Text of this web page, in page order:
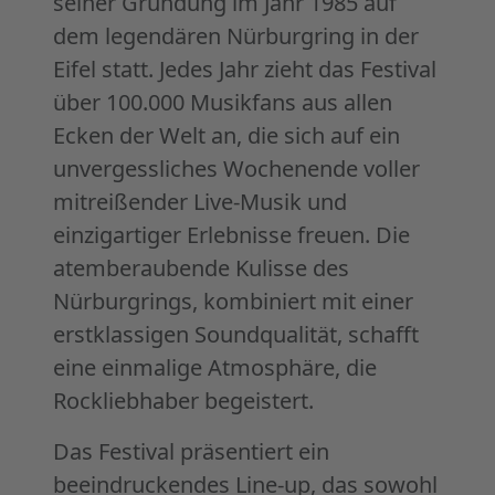
dem legendären Nürburgring in der
Eifel statt. Jedes Jahr zieht das Festival
über 100.000 Musikfans aus allen
Ecken der Welt an, die sich auf ein
unvergessliches Wochenende voller
mitreißender Live-Musik und
einzigartiger Erlebnisse freuen. Die
atemberaubende Kulisse des
Nürburgrings, kombiniert mit einer
erstklassigen Soundqualität, schafft
eine einmalige Atmosphäre, die
Rockliebhaber begeistert.
Das Festival präsentiert ein
beeindruckendes Line-up, das sowohl